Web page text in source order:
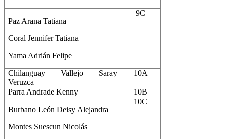
Paz Arana Tatiana
Coral Jennifer Tatiana
Yama Adrián Felipe
9C
Chilanguay Vallejo Saray
Veruzca
10A
Parra Andrade Kenny 10B
Burbano León Deisy Alejandra
Montes Suescun Nicolás
10C